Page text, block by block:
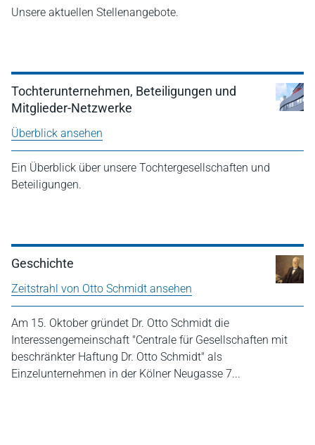
Unsere aktuellen Stellenangebote.
Tochterunternehmen, Beteiligungen und
Mitglieder-Netzwerke
Überblick ansehen
Ein Überblick über unsere Tochtergesellschaften und
Beteiligungen.
Geschichte
Zeitstrahl von Otto Schmidt ansehen
Am 15. Oktober gründet Dr. Otto Schmidt die
Interessengemeinschaft "Centrale für Gesellschaften mit
beschränkter Haftung Dr. Otto Schmidt" als
Einzelunternehmen in der Kölner Neugasse 7...